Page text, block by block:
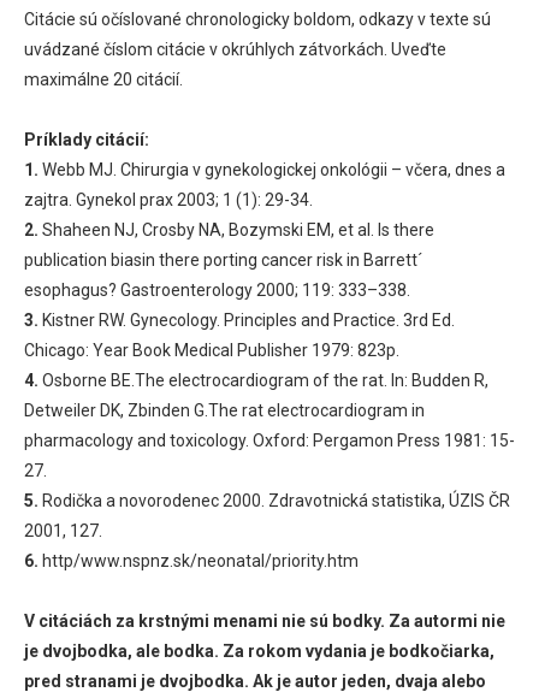
Citácie sú očíslované chronologicky boldom, odkazy v texte sú
uvádzané číslom citácie v okrúhlych zátvorkách. Uveďte
maximálne 20 citácií.
Príklady citácií:
1. Webb MJ. Chirurgia v gynekologickej onkológii – včera, dnes a
zajtra. Gynekol prax 2003; 1 (1): 29-34.
2. Shaheen NJ, Crosby NA, Bozymski EM, et al. Is there
publication biasin there porting cancer risk in Barrett´
esophagus? Gastroenterology 2000; 119: 333–338.
3. Kistner RW. Gynecology. Principles and Practice. 3rd Ed.
Chicago: Year Book Medical Publisher 1979: 823p.
4. Osborne BE.The electrocardiogram of the rat. In: Budden R,
Detweiler DK, Zbinden G.The rat electrocardiogram in
pharmacology and toxicology. Oxford: Pergamon Press 1981: 15-
27.
5. Rodička a novorodenec 2000. Zdravotnická statistika, ÚZIS ČR
2001, 127.
6. http/www.nspnz.sk/neonatal/priority.htm
V citáciách za krstnými menami nie sú bodky. Za autormi nie
je dvojbodka, ale bodka. Za rokom vydania je bodkočiarka,
pred stranami je dvojbodka. Ak je autor jeden, dvaja alebo